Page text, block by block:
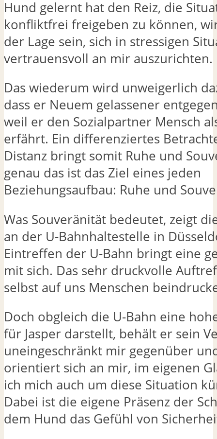
Hund gelernt hat den Reiz, die
konfliktfrei freigeben zu können,
der Lage sein, sich in stressigen
vertrauensvoll an mir auszurichten.
Das wiederum wird unweigerlich
dass er Neuem gelassener
weil er den Sozialpartner Mensch
erfährt. Ein differenziertes
Distanz bringt somit Ruhe und
genau das ist das Ziel eines jeden
Beziehungsaufbau: Ruhe und
Was Souveränität bedeutet, zeigt
an der U-Bahnhaltestelle in
Eintreffen der U-Bahn bringt eine
mit sich. Das sehr druckvolle
selbst auf uns Menschen
Doch obgleich die U-Bahn eine
für Jasper darstellt, behält er sein
uneingeschränkt mir gegenüber
orientiert sich an mir, im eigenen
ich mich auch um diese Situation
Dabei ist die eigene Präsenz der
dem Hund das Gefühl von